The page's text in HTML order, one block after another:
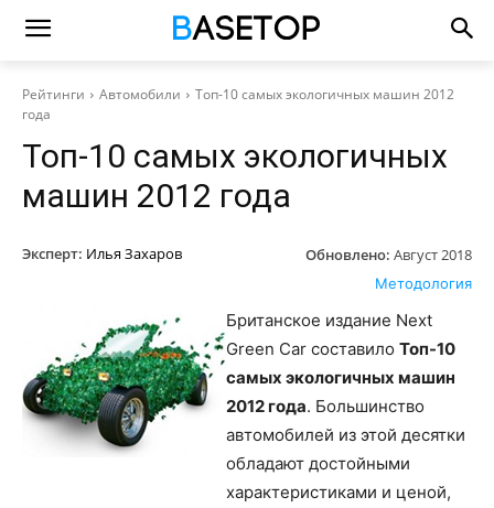
Рейтинги Автомобили
Топ-10 самых экологичных машин 2012
года
Топ-10 самых экологичных
машин 2012 года
Эксперт: Илья Захаров Обновлено: Август 2018
Методология
Британское издание Next
Green Car составило Топ-10
самых экологичных машин
2012 года. Большинство
автомобилей из этой десятки
обладают достойными
характеристиками и ценой,